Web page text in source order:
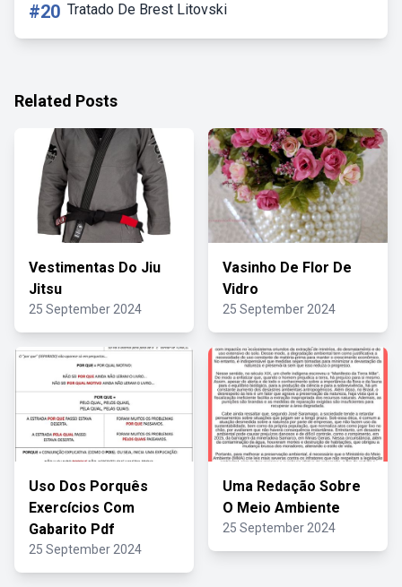
#20 Tratado De Brest Litovski
Related Posts
Vestimentas Do Jiu
Jitsu
25 September 2024
Vasinho De Flor De
Vidro
25 September 2024
Uso Dos Porquês
Exercícios Com
Gabarito Pdf
25 September 2024
Uma Redação Sobre
O Meio Ambiente
25 September 2024